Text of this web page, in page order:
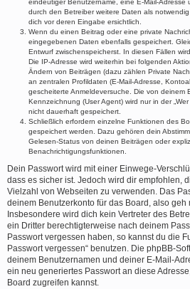
eindeutiger Benutzername, eine E-Mail-Adresse
durch den Betreiber weitere Daten als
dich vor deren Eingabe ersichtlich.
Wenn du einen Beitrag oder eine private
eingegebenen Daten ebenfalls gespeichert.
Entwurf zwischenspeicherst. In diesen Fällen
Die IP-Adresse wird weiterhin bei folgenden
Ändern von Beiträgen (dazu zählen Private
an zentralen Profildaten (E-Mail-Adresse,
gescheiterte Anmeldeversuche. Die von deinem
Kennzeichnung (User Agent) wird nur in der
nicht dauerhaft gespeichert.
Schließlich erfordern einzelne Funktionen des
gespeichert werden. Dazu gehören dein
Gelesen-Status von deinen Beiträgen oder
Benachrichtigungsfunktionen.
Dein Passwort wird mit einer Einwege-
dass es sicher ist. Jedoch wird dir empfohlen,
Vielzahl von Webseiten zu verwenden. Das
deinem Benutzerkonto für das Board, also geh
Insbesondere wird dich kein Vertreter des
ein Dritter berechtigterweise nach deinem
Passwort vergessen haben, so kannst du die
Passwort vergessen“ benutzen. Die phpBB-
deinem Benutzernamen und deiner E-Mail-
ein neu generiertes Passwort an diese
Board zugreifen kannst.